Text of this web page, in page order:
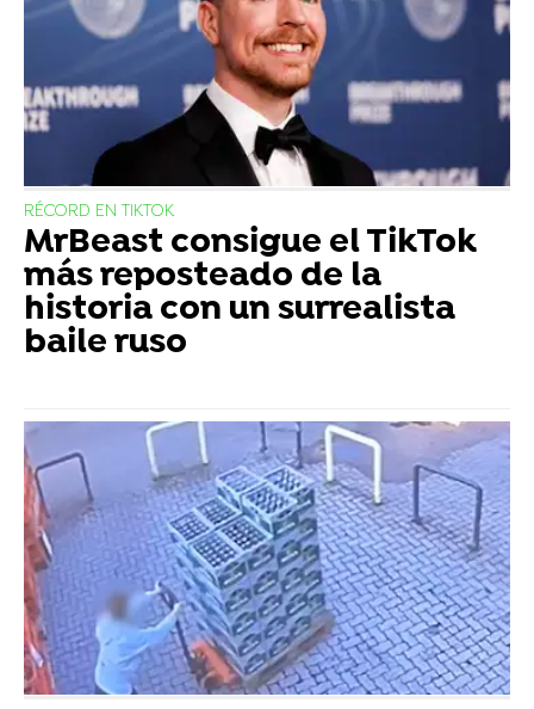
RÉCORD EN TIKTOK
MrBeast consigue el TikTok
más reposteado de la
historia con un surrealista
baile ruso